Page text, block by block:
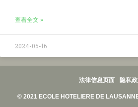
查看全文 »
2024-05-16
法律信息页面 隐私
© 2021 ECOLE HOTELIERE DE